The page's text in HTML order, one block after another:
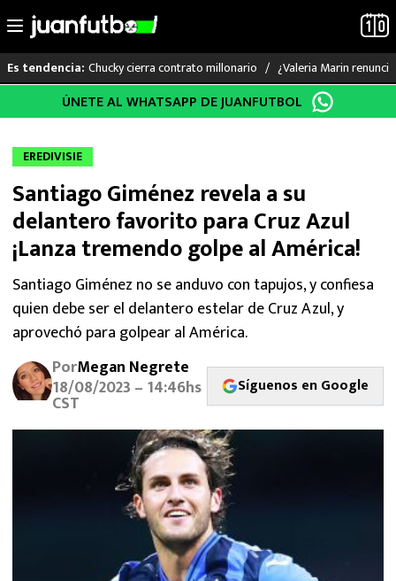
al
Es tendencia: Chucky cierra contrato millonario ¿Valeria Marin
LO ÚLTIMO
LIGA MX
RAYADOS
PUMAS
ATLANTE
SELECCIÓN MEXICANA
FUTBOL INTERNACIONAL
MEXICANOS EN EL EXTRANJERO
ÚNETE AL WHATSAPP DE JUANFUTBOL
EREDIVISIE
Santiago Giménez revela a su
delantero favorito para Cruz Azul
¡Lanza tremendo golpe al América!
Santiago Giménez no se anduvo con tapujos, y confiesa
quien debe ser el delantero estelar de Cruz Azul, y
aprovechó para golpear al América.
PorMegan Negrete
18/08/2023 – 14:46hs
CST
Síguenos en Google